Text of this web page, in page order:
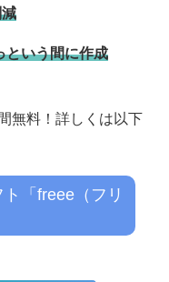
という間に作成
無料！詳しくは以下
「freee（フリ